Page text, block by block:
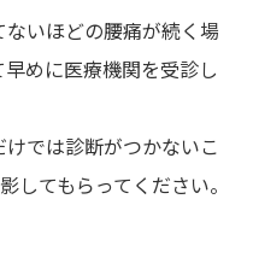
いほどの腰痛が続く場
めに医療機関を受診し
では診断がつかないこ
してもらってください。